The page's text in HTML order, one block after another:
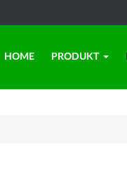
HOME PRODUKT